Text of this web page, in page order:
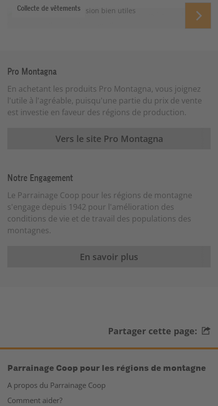
Collecte de vêtements
Des vêtements d'occasion bien utiles
Pro Montagna
En achetant les produits Pro Montagna, vous joignez
l'utile à l'agréable, puisqu'une partie du prix de vente
est investie en faveur des régions de production.
Vers le site Pro Montagna
Notre Engagement
Le Parrainage Coop pour les régions de montagne
s'engage depuis 1942 pour l'amélioration des
conditions de vie et de travail des populations des
montagnes.
En savoir plus
Partager cette page:
Parrainage Coop pour les régions de montagne
A propos du Parrainage Coop
Comment aider?